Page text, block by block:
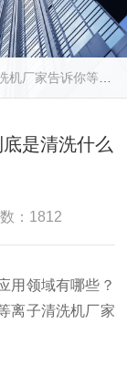
诉你等离子到底是清洗什么的
是清洗什么
：1812
用领域有哪些？
离子清洗机厂家